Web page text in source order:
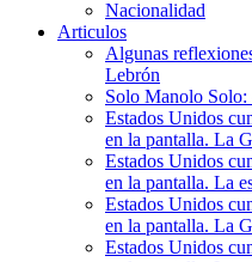
Nacionalidad
Articulos
Algunas
Lebrón
Solo Manolo Solo:
Estados Unidos
en la pantalla. La
Estados Unidos
en la pantalla. La
Estados Unidos
en la pantalla. La
Estados Unidos